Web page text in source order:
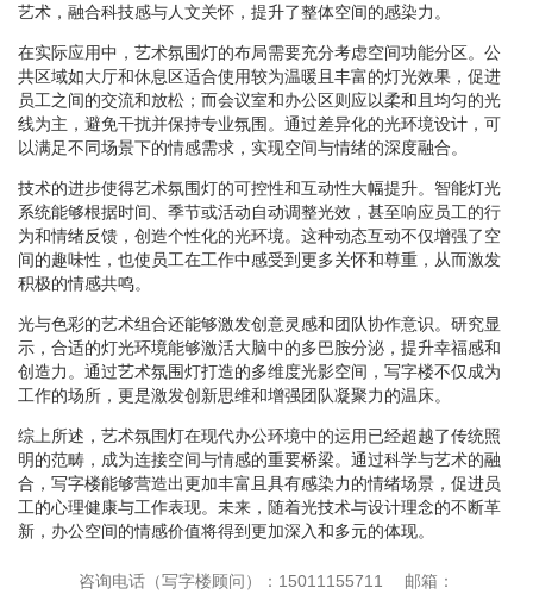
艺术，融合科技感与人文关怀，提升了整体空间的感染力。
在实际应用中，艺术氛围灯的布局需要充分考虑空间功能分区。公
共区域如大厅和休息区适合使用较为温暖且丰富的灯光效果，促进
员工之间的交流和放松；而会议室和办公区则应以柔和且均匀的光
线为主，避免干扰并保持专业氛围。通过差异化的光环境设计，可
以满足不同场景下的情感需求，实现空间与情绪的深度融合。
技术的进步使得艺术氛围灯的可控性和互动性大幅提升。智能灯光
系统能够根据时间、季节或活动自动调整光效，甚至响应员工的行
为和情绪反馈，创造个性化的光环境。这种动态互动不仅增强了空
间的趣味性，也使员工在工作中感受到更多关怀和尊重，从而激发
积极的情感共鸣。
光与色彩的艺术组合还能够激发创意灵感和团队协作意识。研究显
示，合适的灯光环境能够激活大脑中的多巴胺分泌，提升幸福感和
创造力。通过艺术氛围灯打造的多维度光影空间，写字楼不仅成为
工作的场所，更是激发创新思维和增强团队凝聚力的温床。
综上所述，艺术氛围灯在现代办公环境中的运用已经超越了传统照
明的范畴，成为连接空间与情感的重要桥梁。通过科学与艺术的融
合，写字楼能够营造出更加丰富且具有感染力的情绪场景，促进员
工的心理健康与工作表现。未来，随着光技术与设计理念的不断革
新，办公空间的情感价值将得到更加深入和多元的体现。
咨询电话（写字楼顾问）：15011155711
邮箱：